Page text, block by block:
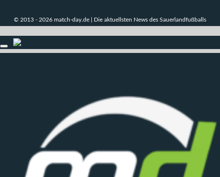
© 2013 - 2026 match-day.de | Die aktuellsten News des Sauerlandfußballs